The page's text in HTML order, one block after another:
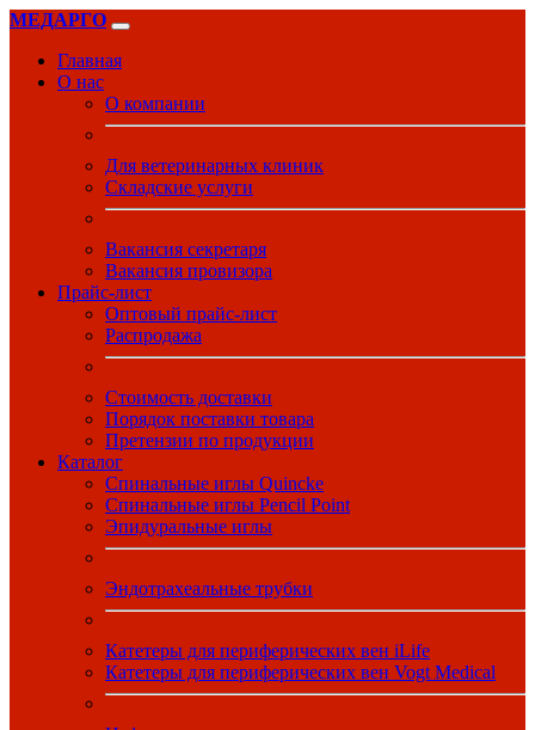
МЕДАРГО
Главная
О нас
О компании
Для ветеринарных клиник
Складские услуги
Вакансия секретаря
Вакансия провизора
Прайс-лист
Оптовый прайс-лист
Распродажа
Стоимость доставки
Порядок поставки товара
Претензии по продукции
Каталог
Спинальные иглы Quincke
Спинальные иглы Pencil Point
Эпидуральные иглы
Эндотрахеальные трубки
Катетеры для периферических вен iLife
Катетеры для периферических вен Vogt Medical